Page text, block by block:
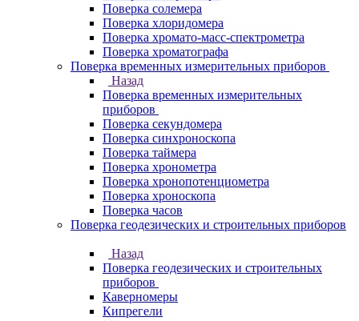
Поверка солемера
Поверка хлоридомера
Поверка хромато-масс-спектрометра
Поверка хроматографа
Поверка временных измерительных приборов
Назад
Поверка временных измерительных
приборов
Поверка секундомера
Поверка синхроноскопа
Поверка таймера
Поверка хронометра
Поверка хронопотенциометра
Поверка хроноскопа
Поверка часов
Поверка геодезических и строительных приборов
Назад
Поверка геодезических и строительных
приборов
Каверномеры
Кипрегели